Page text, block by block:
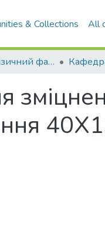
& Collections All
Інженерно-фізичний факультет (ІФФ)